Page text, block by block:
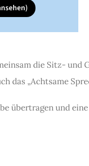
die Sitz- und
das „Achtsame
übertragen und